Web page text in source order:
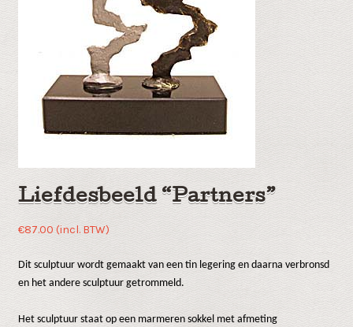
Liefdesbeeld “Partners”
€87.00 (incl. BTW)
Dit sculptuur wordt gemaakt van een tin legering en daarna verbronsd
en het andere sculptuur getrommeld.
Het sculptuur staat op een marmeren sokkel met afmeting